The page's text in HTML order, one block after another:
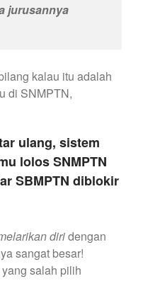
jurusannya
kalau itu adalah
di SNMPTN,
ulang, sistem
lolos SNMPTN
SBMPTN diblokir
diridengan
sangat besar!
salah pilih